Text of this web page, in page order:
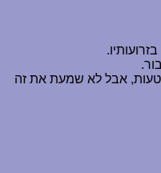
אבל לא שמעת את זה